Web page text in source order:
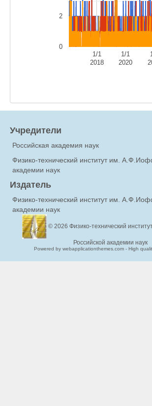
1/1
2018
1/1
2020
0
2
Учредители
Российская академия наук
Физико-технический институт им.
академии наук
Издатель
Физико-технический институт им.
академии наук
© 2026 Физико-технический
Российской академии наук
Powered by webapplicationthemes.com - High